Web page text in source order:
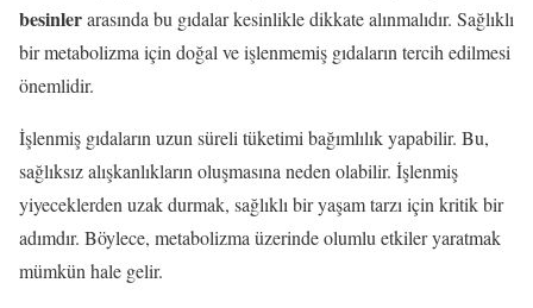
besinlerarasında bu gıdalar kesinlikle dikkate alınmalıdır. Sağlıklı
bir metabolizma için doğal ve işlenmemiş gıdaların tercih edilmesi
önemlidir.
İşlenmiş gıdaların uzun süreli tüketimi bağımlılık yapabilir. Bu,
sağlıksız alışkanlıkların oluşmasına neden olabilir. İşlenmiş
yiyeceklerden uzak durmak, sağlıklı bir yaşam tarzı için kritik bir
adımdır. Böylece, metabolizma üzerinde olumlu etkiler yaratmak
mümkün hale gelir.